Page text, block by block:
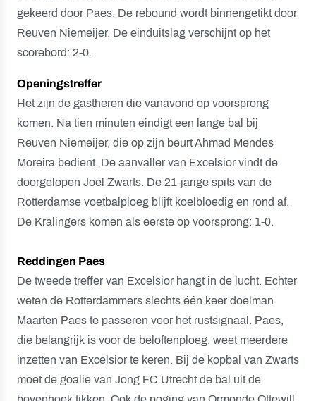
gekeerd door Paes. De rebound wordt binnengetikt door
Reuven Niemeijer. De einduitslag verschijnt op het
scorebord: 2-0.
Openingstreffer
Het zijn de gastheren die vanavond op voorsprong
komen. Na tien minuten eindigt een lange bal bij
Reuven Niemeijer, die op zijn beurt Ahmad Mendes
Moreira bedient. De aanvaller van Excelsior vindt de
doorgelopen Joël Zwarts. De 21-jarige spits van de
Rotterdamse voetbalploeg blijft koelbloedig en rond af.
De Kralingers komen als eerste op voorsprong: 1-0.
Reddingen Paes
De tweede treffer van Excelsior hangt in de lucht. Echter
weten de Rotterdammers slechts één keer doelman
Maarten Paes te passeren voor het rustsignaal. Paes,
die belangrijk is voor de beloftenploeg, weet meerdere
inzetten van Excelsior te keren. Bij de kopbal van Zwarts
moet de goalie van Jong FC Utrecht de bal uit de